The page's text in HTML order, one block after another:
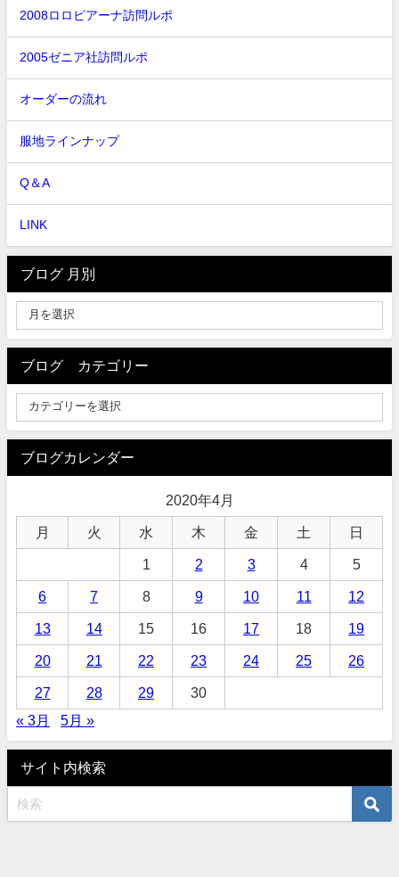
2008ロロピアーナ訪問ルポ
2005ゼニア社訪問ルポ
オーダーの流れ
服地ラインナップ
Q＆A
LINK
ブログ 月別
ブログ カテゴリー
ブログカレンダー
2020年4月
月 火 水 木 金 土 日
1 2 3 4 5
6 7 8 9 10 11 12
13 14 15 16 17 18 19
20 21 22 23 24 25 26
27 28 29
30
« 3月
5月 »
サイト内検索